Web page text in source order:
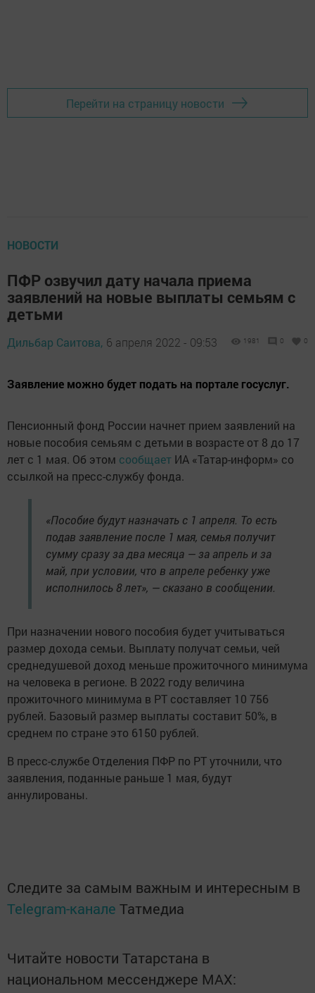
Перейти на страницу новости
НОВОСТИ
ПФР озвучил дату начала приема
заявлений на новые выплаты семьям с
детьми
Дильбар Саитова, 6 апреля 2022 - 09:53 1981 0 0
Заявление можно будет подать на портале госуслуг.
Пенсионный фонд России начнет прием заявлений на
новые пособия семьям с детьми в возрасте от 8 до 17
лет с 1 мая. Об этом сообщает ИА «Татар-информ» со
ссылкой на пресс-службу фонда.
«Пособие будут назначать с 1 апреля. То есть
подав заявление после 1 мая, семья получит
сумму сразу за два месяца — за апрель и за
май, при условии, что в апреле ребенку уже
исполнилось 8 лет», — сказано в сообщении.
При назначении нового пособия будет учитываться
размер дохода семьи. Выплату получат семьи, чей
среднедушевой доход меньше прожиточного минимума
на человека в регионе. В 2022 году величина
прожиточного минимума в РТ составляет 10 756
рублей. Базовый размер выплаты составит 50%, в
среднем по стране это 6150 рублей.
В пресс-службе Отделения ПФР по РТ уточнили, что
заявления, поданные раньше 1 мая, будут
аннулированы.
Следите за самым важным и интересным в
Telegram-канале Татмедиа
Читайте новости Татарстана в
национальном мессенджере MАХ: